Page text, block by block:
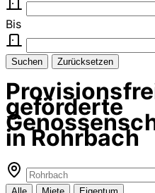
Bis
Suchen Zurücksetzen
geförderte
in Rohrbach